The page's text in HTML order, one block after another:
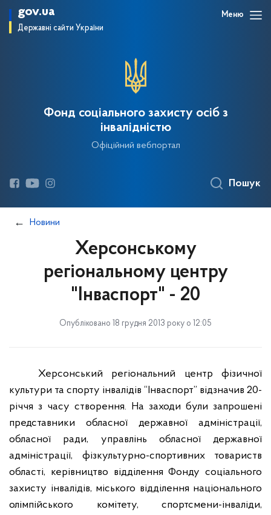
gov.ua
Державні сайти України
Меню
Фонд соціального захисту осіб з
інвалідністю
Офіційний вебпортал
Пошук
Новини
Херсонському
регіональному центру
"Інваспорт" - 20
Опубліковано 18 грудня 2013 року о 12:05
Херсонський регіональний центр фізичної
культури та спорту інвалідів “Інваспорт” відзначив 20-
річчя з часу створення. На заходи були запрошені
представники обласної державної адміністрації,
обласної ради, управлінь обласної державної
адміністрації, фізкультурно-спортивних товариств
області, керівництво відділення Фонду соціального
захисту інвалідів, міського відділення національного
олімпійського комітету, спортсмени-інваліди,